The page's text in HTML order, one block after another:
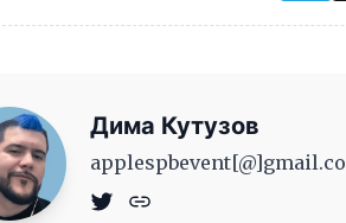
Дима Кутузов